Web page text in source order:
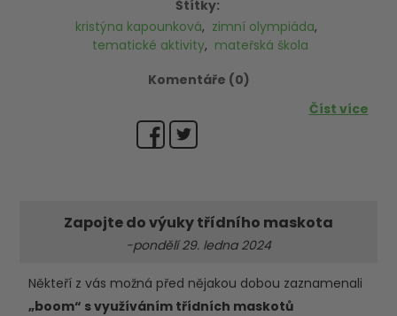
Štítky:
kristýna kapounková, zimní olympiáda,
tematické aktivity, mateřská škola
Komentáře (0)
Číst více
Zapojte do výuky třídního maskota
-pondělí 29. ledna 2024
Někteří z vás možná před nějakou dobou zaznamenali
„boom“ s využíváním třídních maskotů